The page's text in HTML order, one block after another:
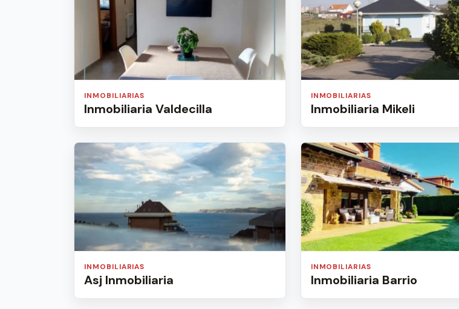
INMOBILIARIAS
Inmobiliaria Valdecilla
INMOBILIARIAS
Inmobiliaria Mikeli
INMOBILIARIAS
Asj Inmobiliaria
INMOBILIARIAS
Inmobiliaria Barrio